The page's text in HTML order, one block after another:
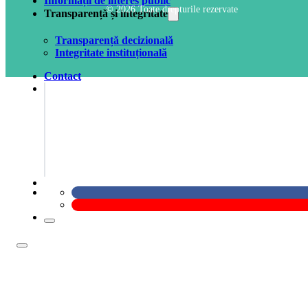
Transparență și integritate
Transparență decizională
Integritate instituțională
Contact
© 2026 Toate drepturile rezervate